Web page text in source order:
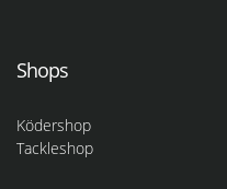
Shops
Ködershop
Tackleshop